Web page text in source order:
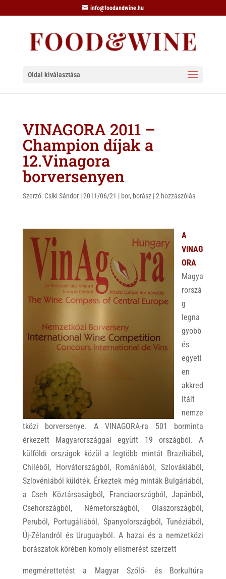
info@foodandwine.hu
Oldal kiválasztása
VINAGORA 2011 –
Champion díjak a
12.Vinagora
borversenyen
Szerző: Csíki Sándor|2011/06/21 | bor, borász|2 hozzászólás
A
VINAG
ORA
Magya
rorszá
g
legna
gyobb
és
egyetl
en
akkred
itált
nemze
tközi borversenye. A VINAGORA-ra 501 borminta
érkezett Magyarországgal együtt 19 országból. A
külföldi országok közül a legtöbb mintát Brazíliából,
Chiléből, Horvátországból, Romániából, Szlovákiából,
Szlovéniából küldték. Érkeztek még minták Bulgáriából,
a Cseh Köztársaságból, Franciaországból, Japánból,
Csehországból, Németországból, Olaszországból,
Peruból, Portugáliából, Spanyolországból, Tunéziából,
Új-Zélandról és Uruguayból. A hazai és a nemzetközi
borászatok körében komoly elismerést szerzett
megmérettetést a Magyar Szőlő- és Borkultúra